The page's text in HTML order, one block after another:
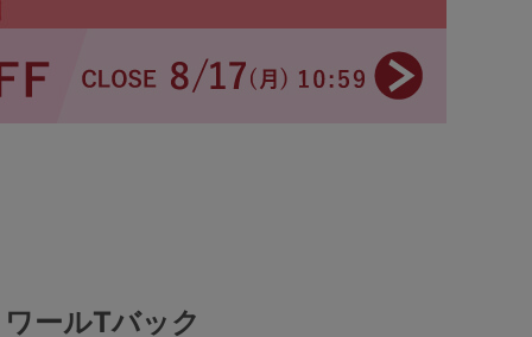
1,000～1,999円
3,000～3,999円
ールTバック